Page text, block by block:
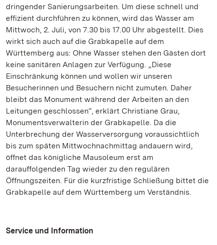
dringender Sanierungsarbeiten. Um diese schnell und
effizient durchführen zu können, wird das Wasser am
Mittwoch, 2. Juli, von 7.30 bis 17.00 Uhr abgestellt. Dies
wirkt sich auch auf die Grabkapelle auf dem
Württemberg aus: Ohne Wasser stehen den Gästen dort
keine sanitären Anlagen zur Verfügung. „Diese
Einschränkung können und wollen wir unseren
Besucherinnen und Besuchern nicht zumuten. Daher
bleibt das Monument während der Arbeiten an den
Leitungen geschlossen“, erklärt Christiane Grau,
Monumentsverwalterin der Grabkapelle. Da die
Unterbrechung der Wasserversorgung voraussichtlich
bis zum späten Mittwochnachmittag andauern wird,
öffnet das königliche Mausoleum erst am
darauffolgenden Tag wieder zu den regulären
Öffnungszeiten. Für die kurzfristige Schließung bittet die
Grabkapelle auf dem Württemberg um Verständnis.
Service und Information